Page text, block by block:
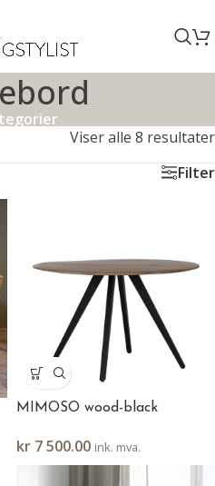
Viser alle 8 resultater
Filter
MIMOSO wood-black
kr 7 500.00 ink. mva.